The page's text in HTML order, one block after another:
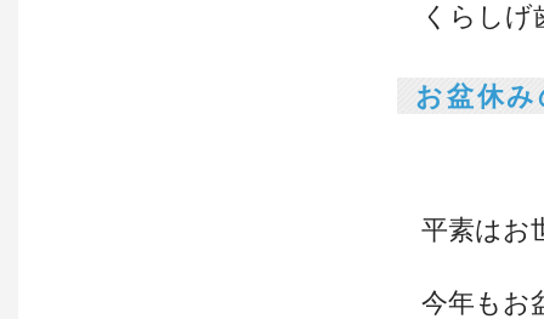
くらし
お盆休
平素はお
今年もお